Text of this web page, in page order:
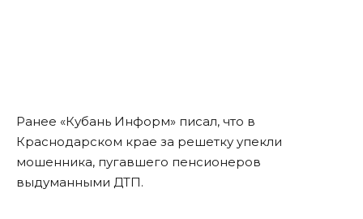
Ранее «Кубань Информ» писал, что в
Краснодарском крае за решетку упекли
мошенника, пугавшего пенсионеров
выдуманными ДТП.